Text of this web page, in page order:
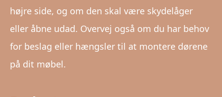
højre side, og om den skal være skydelåger
eller åbne udad. Overvej også om du har behov
for beslag eller hængsler til at montere dørene
på dit møbel.